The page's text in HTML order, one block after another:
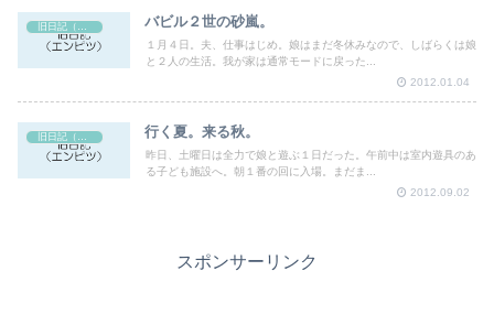
旧日記（エンピツ） バビル２世の砂嵐。
１月４日。夫、仕事はじめ。娘はまだ冬休みなので、しばらくは娘
と２人の生活。我が家は通常モードに戻った...
2012.01.04
行く夏。来る秋。
昨日、土曜日は全力で娘と遊ぶ１日だった。午前中は室内遊具のあ
る子ども施設へ。朝１番の回に入場。まだま...
2012.09.02
スポンサーリンク